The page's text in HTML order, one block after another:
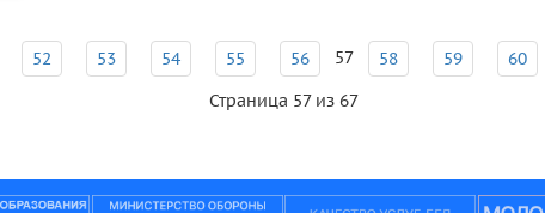
52 53 54 55 56 57 58 59 60
Страница 57 из 67